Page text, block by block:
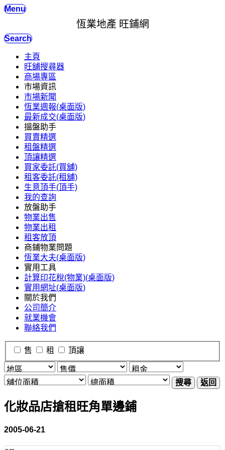
Menu
恆業地產 旺鋪網
Search
主頁
旺舖搜尋器
商場專區
市場資訊
市場新聞
恆業週報(桌面版)
最新成交(桌面版)
搵盤助手
買賣精選
租盤精選
頂讓精選
買家委託(買舖)
租客委託(租舖)
生意頂手(頂手)
我的查詢
放盤助手
物業出售
物業出租
租客放頂
商鋪物業問題
恆業大夫(桌面版)
實用工具
計算印花稅(物業)(桌面版)
實用網址(桌面版)
關於我們
公司簡介
就業機會
聯絡我們
售 租 頂讓
搜尋 返回
化妝品店搶租旺角單邊鋪
2005-06-21